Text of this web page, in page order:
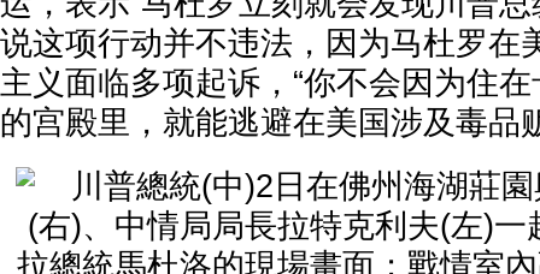
说这项行动并不违法，因为马杜罗在
主义面临多项起诉，“你不会因为住
的宫殿里，就能逃避在美国涉及毒品